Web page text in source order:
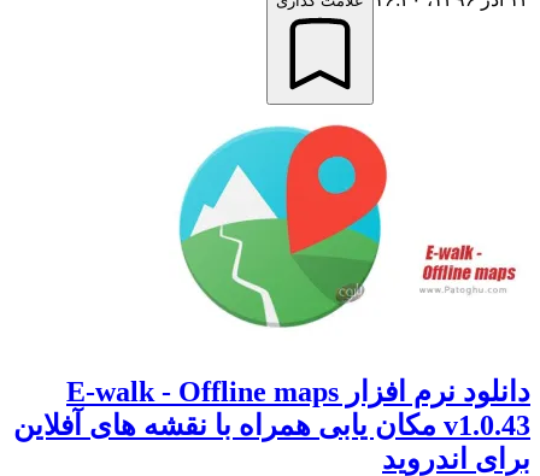
دانلود نرم افزار E-walk - Offline maps
v1.0.43 مکان یابی همراه با نقشه های آفلاین
اندروید